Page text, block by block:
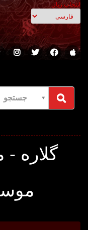
انتخاب زبان
P
جستجو
گلاره -